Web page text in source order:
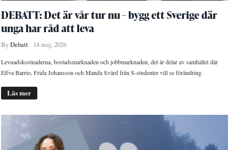
DEBATT: Det är vår tur nu – bygg ett Sverige där
unga har råd att leva
ByDebatt 14 maj, 2026
Levnadskostnaderna, bostadsmarknaden och jobbmarknaden, det är delar av samhället där
Elfva Barrio, Frida Johansson och Manda Svärd från S-studenter vill se förändring.
Läs mer